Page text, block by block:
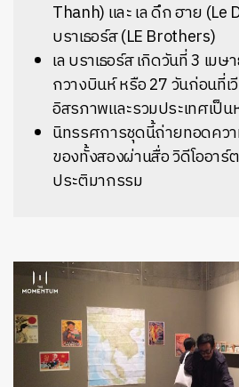
Thanh) และ เล ดึก ฮาย (Le
บราเธอร์ส (LE Brothers)
เล บราเธอร์ส เกิดวันที่ 3 เม
กวางบินห์ หรือ 27 วันก่อนที่เ
อิสรภาพและรวมประเทศเป็น
นิทรรศการชุดนี้ถ่ายทอดควา
ของทั้งสองผ่านสื่อ วิดีโออาร์
ประติมากรรม